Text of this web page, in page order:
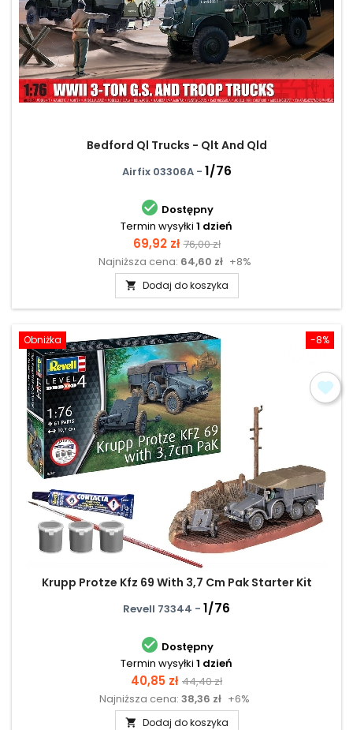
Bedford Ql Trucks - Qlt And Qld
Airfix 03306A - 1/76
 Dostępny
Termin wysyłki 1 dzień
Cena
69,92 zł Cena
podstawowa
76,00 zł
Najniższa cena: 64,60 zł +8%
 Dodaj do koszyka
-8%
Obniżka
Krupp Protze Kfz 69 With 3,7 Cm Pak Starter Kit
Revell 73344 - 1/76
 Dostępny
Termin wysyłki 1 dzień
Cena
40,85 zł Cena
podstawowa
44,40 zł
Najniższa cena: 38,36 zł +6%
 Dodaj do koszyka